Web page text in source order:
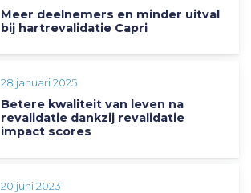
Meer deelnemers en minder uitval
bij hartrevalidatie Capri
28 januari 2025
Betere kwaliteit van leven na
revalidatie dankzij revalidatie
impact scores
20 juni 2023